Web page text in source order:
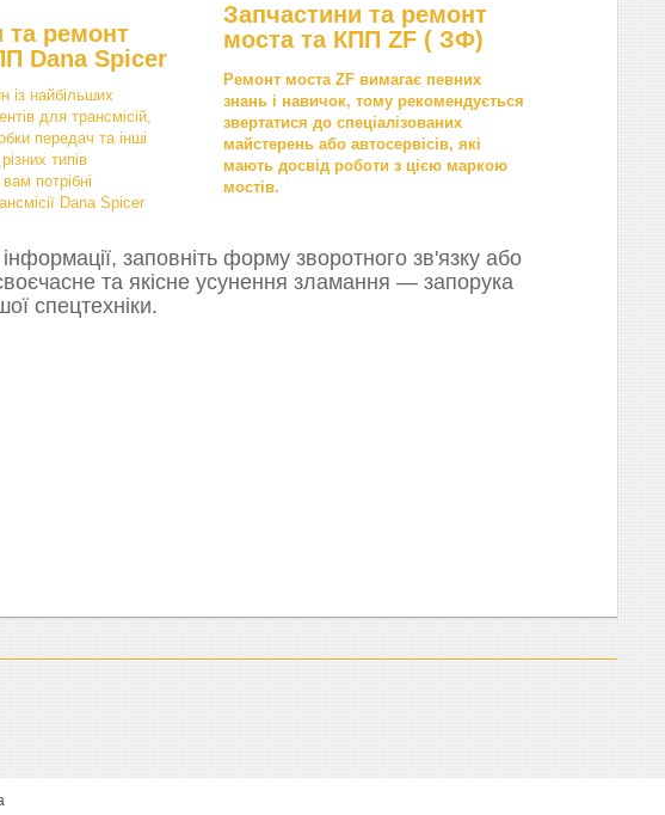
та ремонт
Dana Spicer
із найбільших
для трансмісій,
передач та інші
типів
потрібні
Dana Spicer
Запчастини та ремонт
моста та КПП ZF ( ЗФ)
Ремонт моста ZF вимагає певних
знань і навичок, тому рекомендується
звертатися до спеціалізованих
майстерень або автосервісів, які
мають досвід роботи з цією маркою
мостів.
заповніть форму зворотного зв'язку або
та якісне усунення зламання — запорука
спецтехніки.